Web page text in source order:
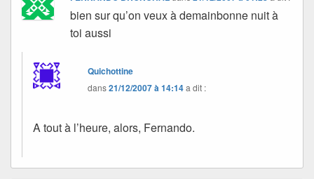
bien sur qu’on veux à demainbonne nuit à
toi aussi
Quichottine
dans21/12/2007 à 14:14a dit :
A tout à l’heure, alors, Fernando.